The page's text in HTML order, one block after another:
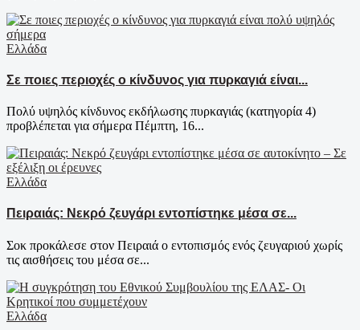
Ελλάδα
Σε ποιες περιοχές ο κίνδυνος για πυρκαγιά είναι...
Πολύ υψηλός κίνδυνος εκδήλωσης πυρκαγιάς (κατηγορία 4)
προβλέπεται για σήμερα Πέμπτη, 16...
Ελλάδα
Πειραιάς: Νεκρό ζευγάρι εντοπίστηκε μέσα σε...
Σοκ προκάλεσε στον Πειραιά ο εντοπισμός ενός ζευγαριού χωρίς
τις αισθήσεις του μέσα σε...
Ελλάδα